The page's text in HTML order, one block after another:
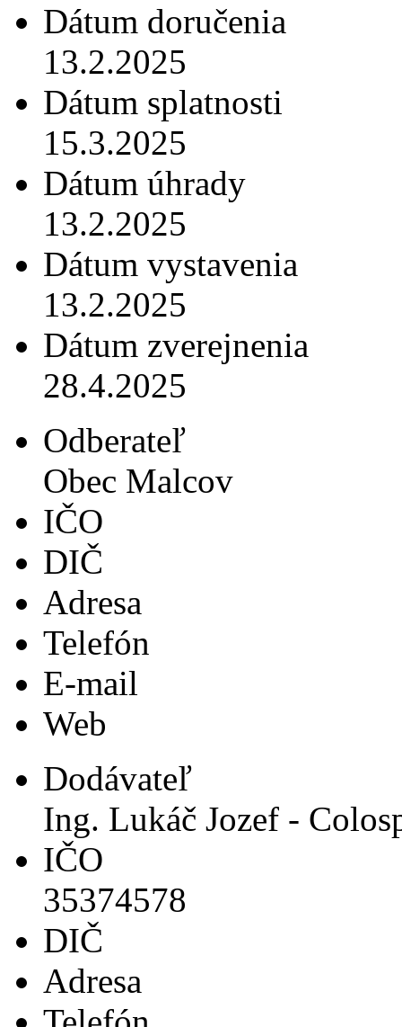
Dátum doručenia
13.2.2025
Dátum splatnosti
15.3.2025
Dátum úhrady
13.2.2025
Dátum vystavenia
13.2.2025
Dátum zverejnenia
28.4.2025
Odberateľ
Obec Malcov
IČO
DIČ
Adresa
Telefón
E-mail
Web
Dodávateľ
Ing. Lukáč Jozef -
IČO
35374578
DIČ
Adresa